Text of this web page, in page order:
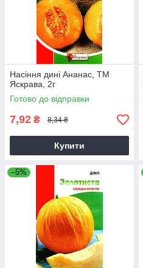
Насіння дині Ананас, ТМ
Яскрава, 2г
Готово до відправки
7,92 ₴ 8,34 ₴
Купити
–5%